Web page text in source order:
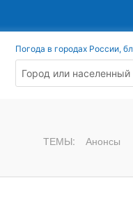
Погода в городах России,
ТЕМЫ: Анонсы